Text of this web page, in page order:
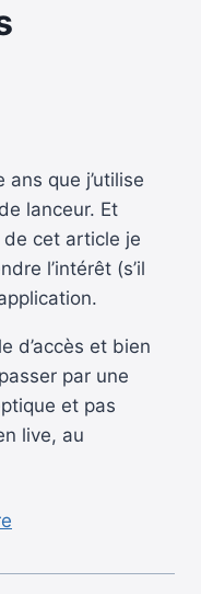
ans que j’utilise
lanceur. Et
cet article je
l’intérêt (s’il
d’accès et bien
par une
et pas
live, au